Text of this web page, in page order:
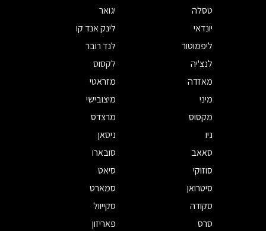
טסלה
יגואר
יונדאי
לינק אנד קו
ליפמוטור
לנד רובר
לנצ'יה
לקסוס
מאזדה
מזראטי
מיני
מיצובישי
מקסוס
מרצדס
ניו
ניסאן
סאאב
סובארו
סוזוקי
סיאט
סיטרואן
סמארט
סקודה
סקייוול
סרס
פאריזון